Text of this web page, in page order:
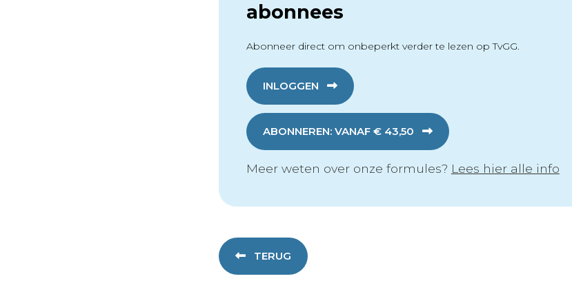
abonnees
Abonneer direct om onbeperkt verder te lezen op TvGG.
INLOGGEN
ABONNEREN: VANAF € 43,50
Meer weten over onze formules? Lees hier alle info
TERUG